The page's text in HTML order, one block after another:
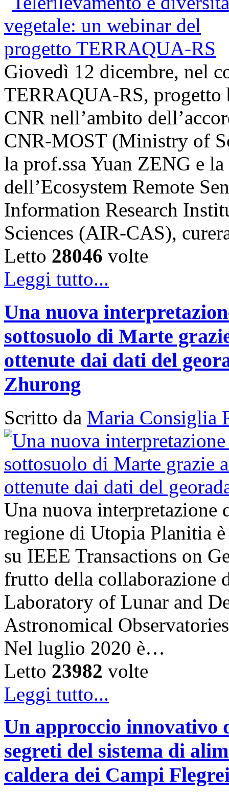
Giovedì 12 dicembre, nel
TERRAQUA-RS, progetto
CNR nell’ambito
CNR-MOST (Ministry of
la prof.ssa Yuan ZENG e
dell’Ecosystem Remote
Information Research
Sciences (AIR-CAS),
Letto 28046 volte
Leggi tutto...
Una nuova
sottosuolo di Marte
ottenute dai dati del
Zhurong
Scritto da Maria Consiglia
Una nuova interpretazione
regione di Utopia Planitia
su IEEE Transactions on
frutto della collaborazione
Laboratory of Lunar and
Astronomical
Nel luglio 2020 è…
Letto 23982 volte
Leggi tutto...
Un approccio innovativo
segreti del sistema di
caldera dei Campi